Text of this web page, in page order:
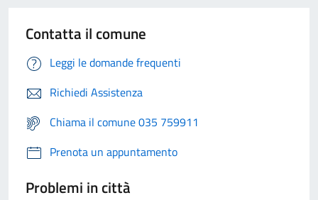
Contatta il comune
Leggi le domande frequenti
Richiedi Assistenza
Chiama il comune 035 759911
Prenota un appuntamento
Problemi in città